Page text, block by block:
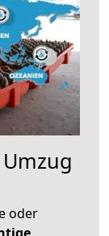
oder